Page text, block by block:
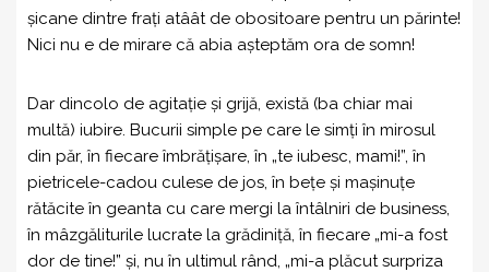
șicane dintre frați atâât de obositoare pentru un părinte!
Nici nu e de mirare că abia așteptăm ora de somn!
Dar dincolo de agitație și grijă, există (ba chiar mai
multă) iubire. Bucurii simple pe care le simți în mirosul
din păr, în fiecare îmbrățișare, în „te iubesc, mami!”, în
pietricele-cadou culese de jos, în bețe și mașinuțe
rătăcite în geanta cu care mergi la întâlniri de business,
în mâzgăliturile lucrate la grădiniță, în fiecare „mi-a fost
dor de tine!” și, nu în ultimul rând, „mi-a plăcut surpriza